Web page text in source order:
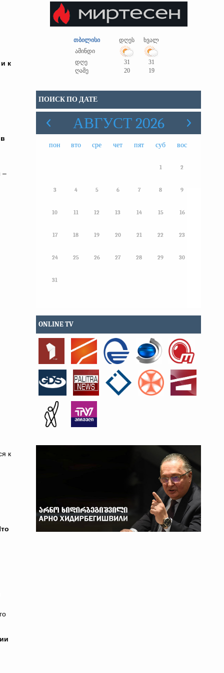
к
–
к
თბილისი დღეს
ხვალ
ამინდი
დღე
31
31
ღამე
20 19
ПОИСК ПО ДАТЕ
АВГУСТ 2026
пон вто сре чет пят суб вос
1 2
3 4 5 6 7 8 9
10 11 12 13 14 15 16
17 18 19 20 21 22 23
24 25 26 27 28 29 30
31
ONLINE TV